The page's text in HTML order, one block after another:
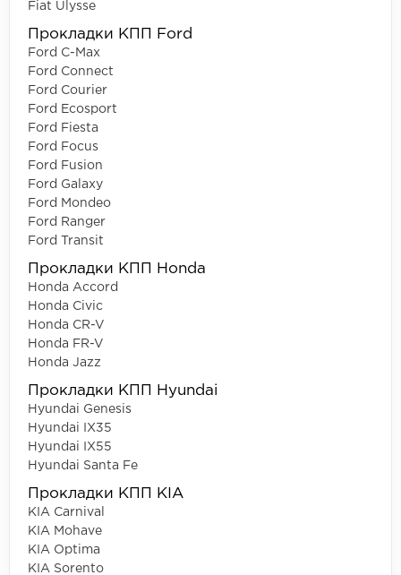
Fiat Ulysse
Прокладки КПП Ford
Ford C-Max
Ford Connect
Ford Courier
Ford Ecosport
Ford Fiesta
Ford Focus
Ford Fusion
Ford Galaxy
Ford Mondeo
Ford Ranger
Ford Transit
Прокладки КПП Honda
Honda Accord
Honda Civic
Honda CR-V
Honda FR-V
Honda Jazz
Прокладки КПП Hyundai
Hyundai Genesis
Hyundai IX35
Hyundai IX55
Hyundai Santa Fe
Прокладки КПП KIA
KIA Carnival
KIA Mohave
KIA Optima
KIA Sorento